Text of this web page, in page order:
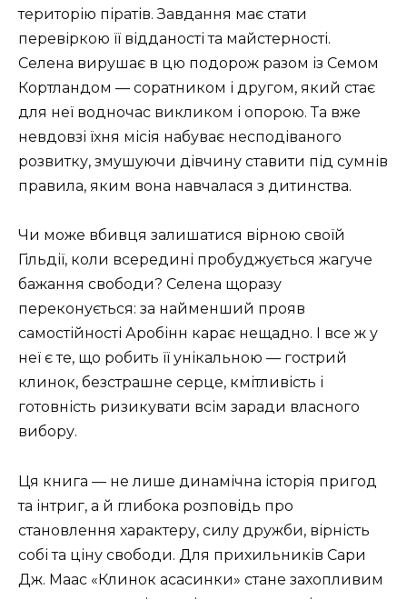
територію піратів. Завдання має стати
перевіркою її відданості та майстерності.
Селена вирушає в цю подорож разом із Семом
Кортландом — соратником і другом, який стає
для неї водночас викликом і опорою. Та вже
невдовзі їхня місія набуває несподіваного
розвитку, змушуючи дівчину ставити під сумнів
правила, яким вона навчалася з дитинства.
Чи може вбивця залишатися вірною своїй
Гільдії, коли всередині пробуджується жагуче
бажання свободи? Селена щоразу
переконується: за найменший прояв
самостійності Аробінн карає нещадно. І все ж у
неї є те, що робить її унікальною — гострий
клинок, безстрашне серце, кмітливість і
готовність ризикувати всім заради власного
вибору.
Ця книга — не лише динамічна історія пригод
та інтриг, а й глибока розповідь про
становлення характеру, силу дружби, вірність
собі та ціну свободи. Для прихильників Сари
Дж. Маас «Клинок асасинки» стане захопливим